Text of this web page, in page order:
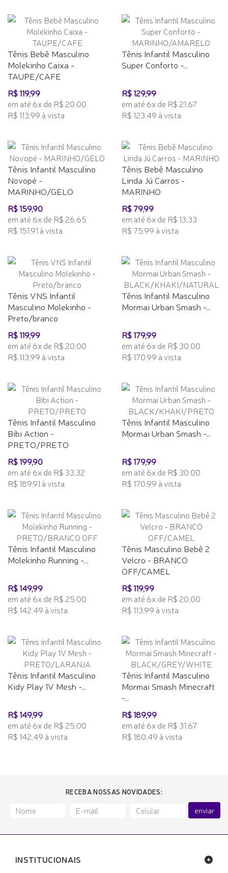
Tênis Bebê Masculino
Molekinho Caixa -
TAUPE/CAFE
R$ 119,99
em até 6x de R$ 20,00
R$ 113,99 à vista
Tênis Infantil Masculino
Super Conforto -...
R$ 129,99
em até 6x de R$ 21,67
R$ 123,49 à vista
Tênis Infantil Masculino
Novopé -
MARINHO/GELO
R$ 159,90
em até 6x de R$ 26,65
R$ 151,91 à vista
Tênis Bebê Masculino
Linda Jú Carros -
MARINHO
R$ 79,99
em até 6x de R$ 13,33
R$ 75,99 à vista
Tênis VNS Infantil
Masculino Molekinho -
Preto/branco
R$ 119,99
em até 6x de R$ 20,00
R$ 113,99 à vista
Tênis Infantil Masculino
Mormai Urban Smash -...
R$ 179,99
em até 6x de R$ 30,00
R$ 170,99 à vista
Tênis Infantil Masculino
Bibi Action -
PRETO/PRETO
R$ 199,90
em até 6x de R$ 33,32
R$ 189,91 à vista
Tênis Infantil Masculino
Mormai Urban Smash -...
R$ 179,99
em até 6x de R$ 30,00
R$ 170,99 à vista
Tênis Infantil Masculino
Molekinho Running -...
R$ 149,99
em até 6x de R$ 25,00
R$ 142,49 à vista
Tênis Masculino Bebê 2
Velcro - BRANCO
OFF/CAMEL
R$ 119,99
em até 6x de R$ 20,00
R$ 113,99 à vista
Tênis Infantil Masculino
Kidy Play 1V Mesh -...
R$ 149,99
em até 6x de R$ 25,00
R$ 142,49 à vista
Tênis Infantil Masculino
Mormai Smash Minecraft
-...
R$ 189,99
em até 6x de R$ 31,67
R$ 180,49 à vista
RECEBA NOSSAS NOVIDADES:
enviar
INSTITUCIONAIS